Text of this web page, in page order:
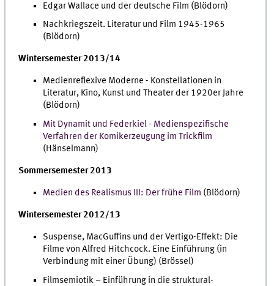
Edgar Wallace und der deutsche Film (Blödorn)
Nachkriegszeit. Literatur und Film 1945-1965
(Blödorn)
Wintersemester 2013/14
Medienreflexive Moderne - Konstellationen in
Literatur, Kino, Kunst und Theater der 1920er Jahre
(Blödorn)
Mit Dynamit und Federkiel - Medienspezifische
Verfahren der Komikerzeugung im Trickfilm
(Hänselmann)
Sommersemester 2013
Medien des Realismus III: Der frühe Film (Blödorn)
Wintersemester 2012/13
Suspense, MacGuffins und der Vertigo-Effekt: Die
Filme von Alfred Hitchcock. Eine Einführung (in
Verbindung mit einer Übung) (Brössel)
Filmsemiotik − Einführung in die struktural-